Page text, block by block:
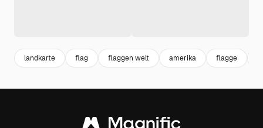
landkarte flag flaggen welt amerika flagge